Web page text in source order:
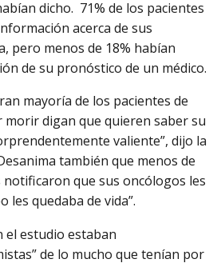
dicho. 71% de los pacientes
acerca de sus
pero menos de 18% habían
de su pronóstico de un médico.
mayoría de los pacientes de
morir digan que quieren saber su
valiente”, dijo la
también que menos de
notificaron que sus oncólogos les
les quedaba de vida”.
el estudio estaban
de lo mucho que tenían por